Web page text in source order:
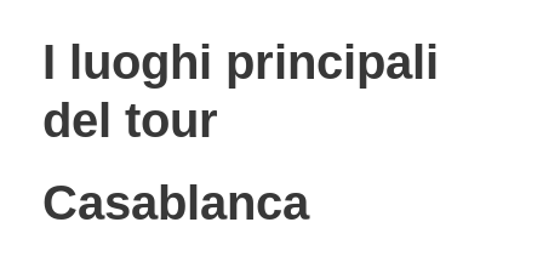
I luoghi principali
del tour
Casablanca